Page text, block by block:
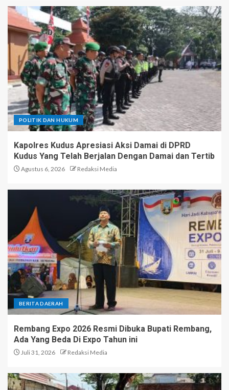
POLITIK DAN HUKUM
Kapolres Kudus Apresiasi Aksi Damai di DPRD
Kudus Yang Telah Berjalan Dengan Damai dan Tertib
Agustus 6, 2026 Redaksi Media
BERITA DAERAH
Rembang Expo 2026 Resmi Dibuka Bupati Rembang,
Ada Yang Beda Di Expo Tahun ini
Juli 31, 2026 Redaksi Media